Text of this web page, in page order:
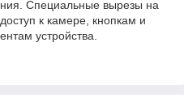
Специальные вырезы на
к камере, кнопкам и
устройства.